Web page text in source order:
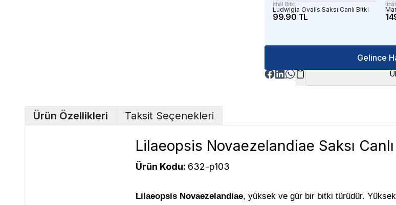
İthâl Bitki
Ludwigia Ovalis Saksı Canlı Bitki
99.90 TL
Gelince
Ürün Özellikleri Taksit Seçenekleri
Lilaeopsis Novaezelandiae Saksı
Ürün Kodu: 632-p103
Lilaeopsis Novaezelandiae, yüksek ve gür bir bitki türüdür.